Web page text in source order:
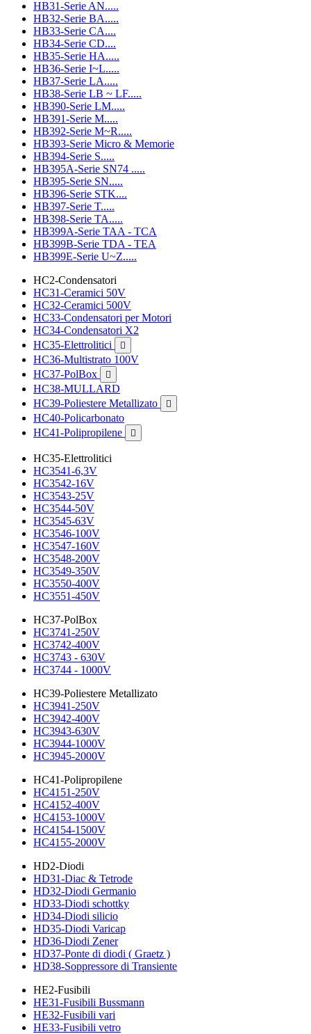
HB31-Serie AN.....
HB32-Serie BA.....
HB33-Serie CA....
HB34-Serie CD....
HB35-Serie HA.....
HB36-Serie I~L.....
HB37-Serie LA.....
HB38-Serie LB ~ LF.....
HB390-Serie LM.....
HB391-Serie M.....
HB392-Serie M~R.....
HB393-Serie Micro & Memorie
HB394-Serie S.....
HB395A-Serie SN74 .....
HB395-Serie SN.....
HB396-Serie STK....
HB397-Serie T.....
HB398-Serie TA.....
HB399A-Serie TAA - TCA
HB399B-Serie TDA - TEA
HB399E-Serie U~Z.....
HC2-Condensatori
HC31-Ceramici 50V
HC32-Ceramici 500V
HC33-Condensatori per Motori
HC34-Condensatori X2
HC35-Elettrolitici

HC36-Multistrato 100V
HC37-PolBox

HC38-MULLARD
HC39-Poliestere Metallizato

HC40-Policarbonato
HC41-Polipropilene

HC35-Elettrolitici
HC3541-6,3V
HC3542-16V
HC3543-25V
HC3544-50V
HC3545-63V
HC3546-100V
HC3547-160V
HC3548-200V
HC3549-350V
HC3550-400V
HC3551-450V
HC37-PolBox
HC3741-250V
HC3742-400V
HC3743 - 630V
HC3744 - 1000V
HC39-Poliestere Metallizato
HC3941-250V
HC3942-400V
HC3943-630V
HC3944-1000V
HC3945-2000V
HC41-Polipropilene
HC4151-250V
HC4152-400V
HC4153-1000V
HC4154-1500V
HC4155-2000V
HD2-Diodi
HD31-Diac & Tetrode
HD32-Diodi Germanio
HD33-Diodi schottky
HD34-Diodi silicio
HD35-Diodi Varicap
HD36-Diodi Zener
HD37-Ponte di diodi ( Graetz )
HD38-Soppressore di Transiente
HE2-Fusibili
HE31-Fusibili Bussmann
HE32-Fusibili vari
HE33-Fusibili vetro